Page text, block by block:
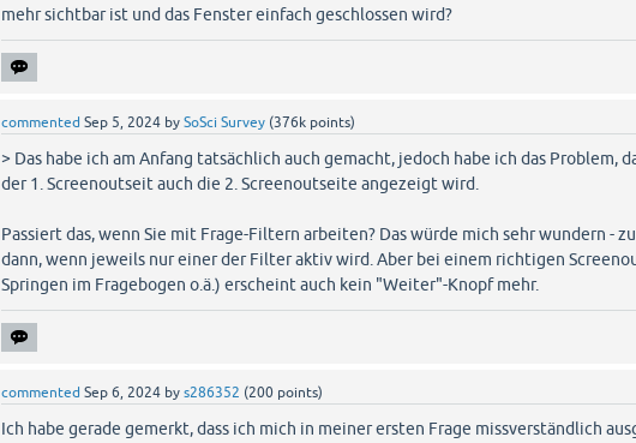
mehr sichtbar ist und das Fenster einfach geschlossen wird?
commented Sep 5, 2024 bySoSci Survey (376k points)
> Das habe ich am Anfang tatsächlich auch gemacht, jedoch habe ich das Problem,
der 1. Screenoutseit auch die 2. Screenoutseite angezeigt wird.
Passiert das, wenn Sie mit Frage-Filtern arbeiten? Das würde mich sehr wundern -
dann, wenn jeweils nur einer der Filter aktiv wird. Aber bei einem richtigen
Springen im Fragebogen o.ä.) erscheint auch kein "Weiter"-Knopf mehr.
commented Sep 6, 2024 bys286352 (200 points)
Ich habe gerade gemerkt, dass ich mich in meiner ersten Frage missverständlich